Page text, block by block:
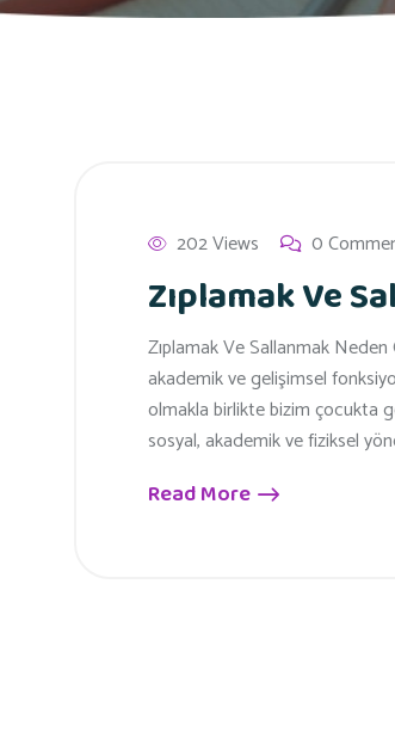
202 Views 0
Zıplamak Ve
Zıplamak Ve Sallanmak Neden
akademik ve gelişimsel
olmakla birlikte bizim çocukta
sosyal, akademik ve fiziksel
Read More